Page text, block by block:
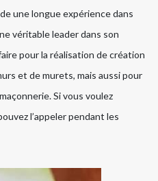
une longue expérience dans
véritable leader dans son
pour la réalisation de création
et de murets, mais aussi pour
Si vous voulez
l’appeler pendant les